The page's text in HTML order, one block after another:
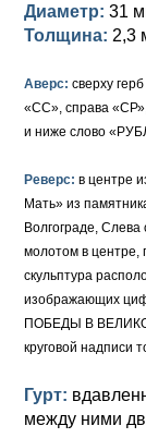
Диаметр: 31
Толщина: 2,3
Аверс: сверху
«СС», справа
и ниже слово
Реверс: в центре
Мать» из
Волгограде, Слева
молотом в центре,
скульптура
изображающих
ПОБЕДЫ В
круговой надписи
Гурт:
между ними